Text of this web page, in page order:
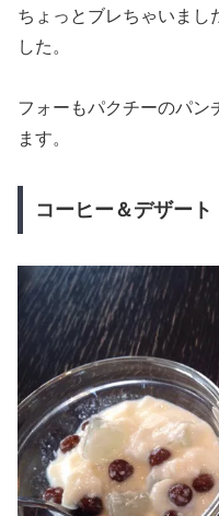
ちょっとブレちゃいまし
した。
フォーもパクチーのパン
ます。
コーヒー＆デザート